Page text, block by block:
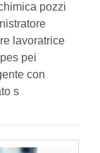
pozzi
lavoratrice
pei
con
s